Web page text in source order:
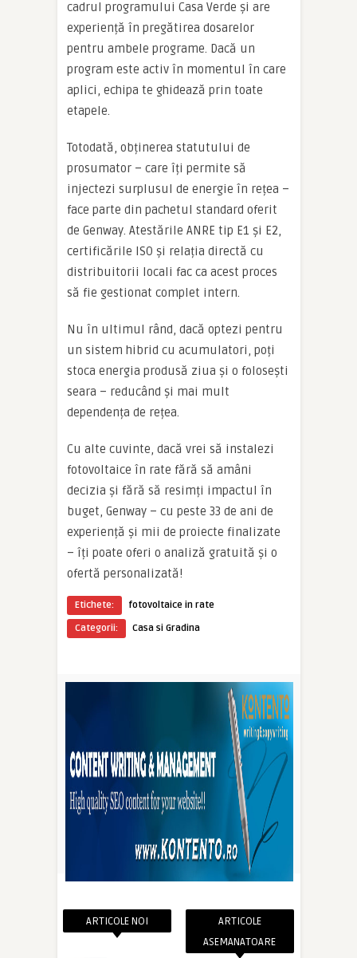
cadrul programului Casa Verde și are
experiență în pregătirea dosarelor
pentru ambele programe. Dacă un
program este activ în momentul în care
aplici, echipa te ghidează prin toate
etapele.
Totodată, obținerea statutului de
prosumator – care îți permite să
injectezi surplusul de energie în rețea –
face parte din pachetul standard oferit
de Genway. Atestările ANRE tip E1 și E2,
certificările ISO și relația directă cu
distribuitorii locali fac ca acest proces
să fie gestionat complet intern.
Nu în ultimul rând, dacă optezi pentru
un sistem hibrid cu acumulatori, poți
stoca energia produsă ziua și o folosești
seara – reducând și mai mult
dependența de rețea.
Cu alte cuvinte, dacă vrei să instalezi
fotovoltaice în rate fără să amâni
decizia și fără să resimți impactul în
buget, Genway – cu peste 33 de ani de
experiență și mii de proiecte finalizate
– îți poate oferi o analiză gratuită și o
ofertă personalizată!
Etichete:
fotovoltaice in rate
Categorii:
Casa si Gradina
ARTICOLE NOI
ARTICOLE
ASEMANATOARE